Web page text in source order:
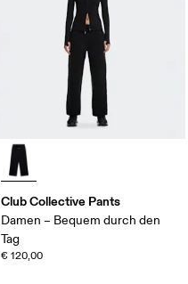
Club Collective Pants
Damen – Bequem durch den
Tag
€ 120,00